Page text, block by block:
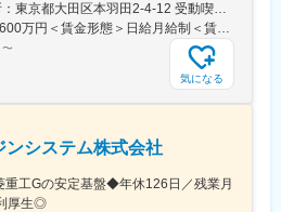
＜勤務地詳細＞本社住所：東京都大田区本羽田2-4-12 受動喫煙対策：屋内全面禁煙変更の範囲：会社の定める事業所
＜予定年収＞500万円～600万円＜賃金形態＞日給月給制＜賃金内訳＞月額（基本給）：300,000円～350,000円/月21日間勤務想定＜想定月額＞300,000円～350,000円＜昇給有無＞有＜残業手当＞有＜給与補足＞※別途、諸手当（一律）を支給※給与詳細は経験・能力を考慮のうえ決定■昇給：年1回■賞与：年2回 前年実績3.5カ月賃金はあくまでも目安の金額であり、選考を通じて上下する可能性があります。月給(月額)は固定手当を含めた表記です。
〜
気になる
ンシステム株式会社
重工Gの安定基盤◆年休126日／残業月
厚生◎